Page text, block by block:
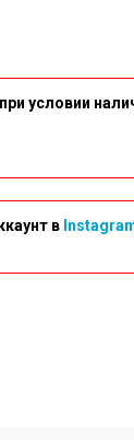
условии
в